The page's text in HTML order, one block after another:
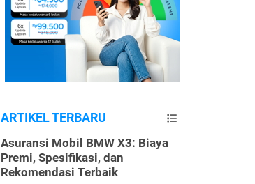
ARTIKEL TERBARU
Asuransi Mobil BMW X3: Biaya
Premi, Spesifikasi, dan
Rekomendasi Terbaik